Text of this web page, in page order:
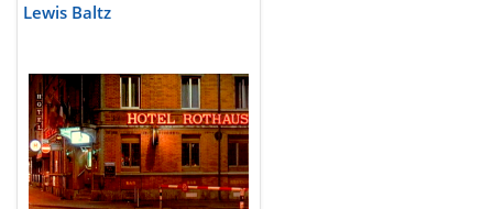
Lewis Baltz